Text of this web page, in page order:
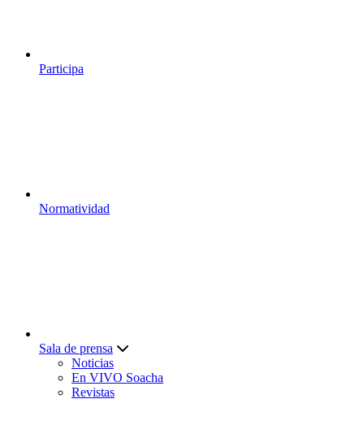
Participa
Normatividad
Sala de prensa
Noticias
En VIVO Soacha
Revistas